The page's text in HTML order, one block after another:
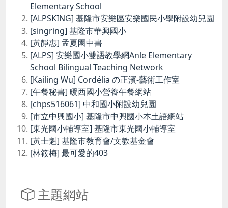
Elementary School
[ALPSKING] 基隆市安樂區安樂國民小學附設幼兒園
[singring] 基隆市華興國小
[黃靜惠] 孟夏園中書
[ALPS] 安樂國小雙語教學網Anle Elementary
School Bilingual Teaching Network
[Kailing Wu] Cordélia の正濱-藝術工作室
[午餐秘書] 暖西國小營養午餐網站
[chps516061] 中和國小附設幼兒園
[市立中興國小] 基隆市中興國小本土語網站
[東光國小輔導室] 基隆市東光國小輔導室
[黃士魁] 基隆市教育會/文教基金會
[林筱梅] 最可愛的403
主題網站